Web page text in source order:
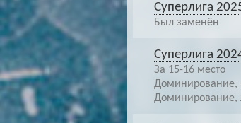
Суперлига
Был заменён
Суперлига
За 15-16 место
Доминирование,
Доминирование,